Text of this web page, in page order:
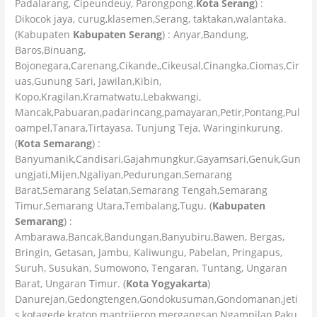
Padalarang, Cipeundeuy, Parongpong. Kota Serang) :
Dikocok jaya, curug,klasemen,Serang, taktakan,walantaka.
(Kabupaten Kabupaten Serang) : Anyar,Bandung,
Baros,Binuang,
Bojonegara,Carenang,Cikande,,Cikeusal,Cinangka,Ciomas,Cir
uas,Gunung Sari, Jawilan,Kibin,
Kopo,Kragilan,Kramatwatu,Lebakwangi,
Mancak,Pabuaran,padarincang,pamayaran,Petir,Pontang,Pul
oampel,Tanara,Tirtayasa, Tunjung Teja, Waringinkurung.
(Kota Semarang) :
Banyumanik,Candisari,Gajahmungkur,Gayamsari,Genuk,Gun
ungjati,Mijen,Ngaliyan,Pedurungan,Semarang
Barat,Semarang Selatan,Semarang Tengah,Semarang
Timur,Semarang Utara,Tembalang,Tugu. (Kabupaten
Semarang) :
Ambarawa,Bancak,Bandungan,Banyubiru,Bawen, Bergas,
Bringin, Getasan, Jambu, Kaliwungu, Pabelan, Pringapus,
Suruh, Susukan, Sumowono, Tengaran, Tuntang, Ungaran
Barat, Ungaran Timur. (Kota Yogyakarta)
Danurejan,Gedongtengen,Gondokusuman,Gondomanan,jeti